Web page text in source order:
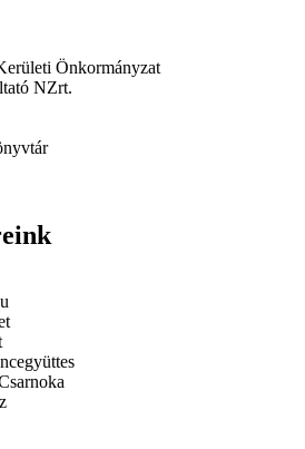
Önkormányzat
NZrt.